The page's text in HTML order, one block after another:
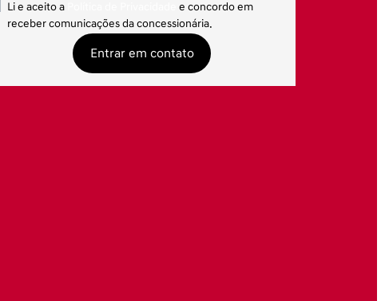
Li e aceito a
e concordo em
receber comunicações da concessionária.
Entrar em contato